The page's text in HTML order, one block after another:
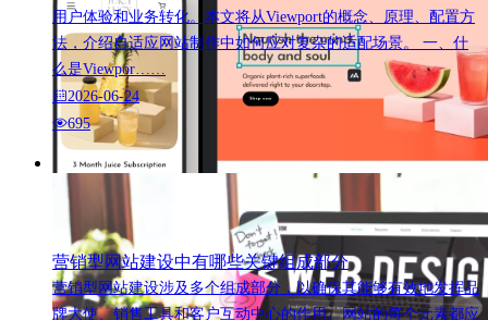
用户体验和业务转化。本文将从Viewport的概念、原理、配置方
法，介绍自适应网站制作中如何应对复杂的适配场景。 一、什
么是Viewpor……
2026-06-24
695
营销型网站建设中有哪些关键组成部分
营销型网站建设涉及多个组成部分，以确保其能够有效地发挥品
牌大使、销售工具和客户互动中心的作用。网站的每个元素都应